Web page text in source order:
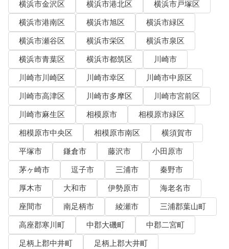
横浜市金沢区
横浜市港北区
横浜市戸塚区
横浜市港南区
横浜市旭区
横浜市緑区
横浜市瀬谷区
横浜市栄区
横浜市泉区
横浜市青葉区
横浜市都筑区
川崎市
川崎市川崎区
川崎市幸区
川崎市中原区
川崎市高津区
川崎市多摩区
川崎市宮前区
川崎市麻生区
相模原市
相模原市緑区
相模原市中央区
相模原市南区
横須賀市
平塚市
鎌倉市 藤沢市
小田原市
茅ヶ崎市
逗子市 三浦市
秦野市
厚木市
大和市 伊勢原市
海老名市
座間市
南足柄市 綾瀬市
三浦郡葉山町
高座郡寒川町
中郡大磯町
中郡二宮町
足柄上郡中井町
足柄上郡大井町